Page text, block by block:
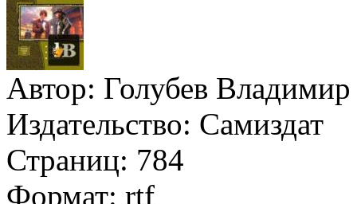
Автор: Голубев Владимир
Издательство: Самиздат
Страниц: 784
Формат: rtf